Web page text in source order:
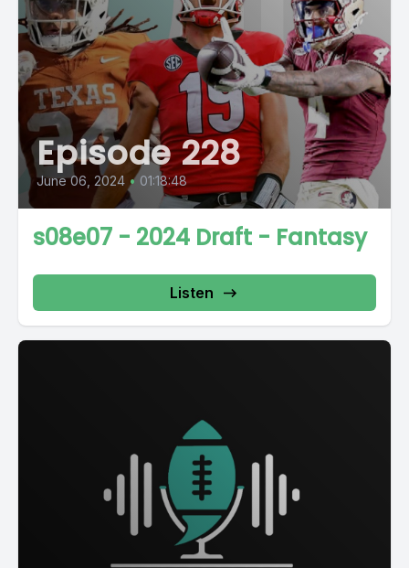
Episode 228
June 06, 2024 • 01:18:48
s08e07 - 2024 Draft - Fantasy
Listen